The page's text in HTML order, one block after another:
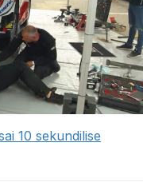
10 sekundilise